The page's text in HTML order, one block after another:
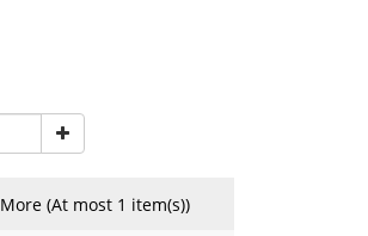
(At most 1 item(s))